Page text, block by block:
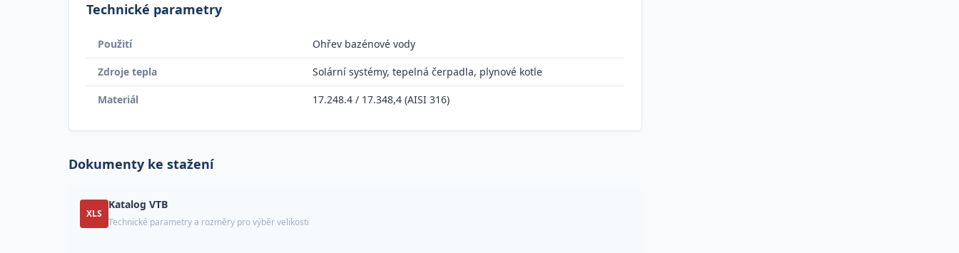
Technické parametry
Použití Ohřev bazénové vody
Zdroje tepla Solární systémy, tepelná čerpadla, plynové kotle
Materiál 17.248.4 / 17.348,4 (AISI 316)
Dokumenty ke stažení
XLS
Katalog VTB
Technické parametry a rozměry pro výběr velikosti